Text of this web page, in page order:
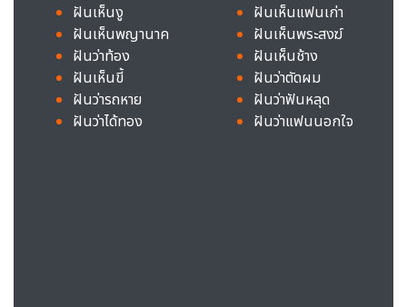
ฝันเห็นงู
ฝันเห็นพญานาค
ฝันว่าท้อง
ฝันเห็นขี้
ฝันว่ารถหาย
ฝันว่าได้ทอง
ฝันเห็นแฟนเก่า
ฝันเห็นพระสงฆ์
ฝันเห็นช้าง
ฝันว่าตัดผม
ฝันว่าฟันหลุด
ฝันว่าแฟนนอกใจ